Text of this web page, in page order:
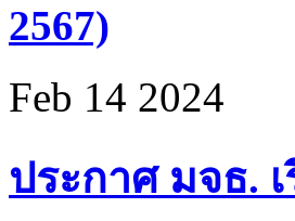
2567)
Feb 14 2024
ประกาศ มจธ.